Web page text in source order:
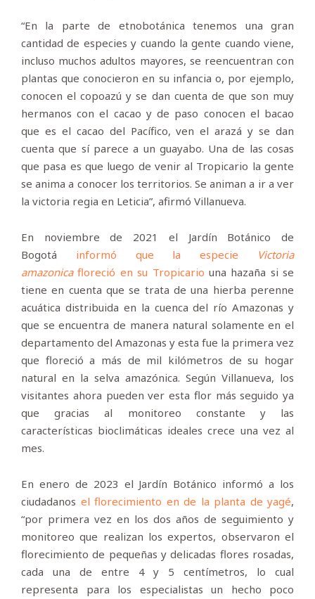
“En la parte de etnobotánica tenemos una gran
cantidad de especies y cuando la gente cuando viene,
incluso muchos adultos mayores, se reencuentran con
plantas que conocieron en su infancia o, por ejemplo,
conocen el copoazú y se dan cuenta de que son muy
hermanos con el cacao y de paso conocen el bacao
que es el cacao del Pacífico, ven el arazá y se dan
cuenta que sí parece a un guayabo. Una de las cosas
que pasa es que luego de venir al Tropicario la gente
se anima a conocer los territorios. Se animan a ir a ver
la victoria regia en Leticia”, afirmó Villanueva.
En noviembre de 2021 el Jardín Botánico de
Bogotá informó que la especie Victoria
amazonicafloreció en su Tropicario una hazaña si se
tiene en cuenta que se trata de una hierba perenne
acuática distribuida en la cuenca del río Amazonas y
que se encuentra de manera natural solamente en el
departamento del Amazonas y esta fue la primera vez
que floreció a más de mil kilómetros de su hogar
natural en la selva amazónica. Según Villanueva, los
visitantes ahora pueden ver esta flor más seguido ya
que gracias al monitoreo constante y las
características bioclimáticas ideales crece una vez al
mes.
En enero de 2023 el Jardín Botánico informó a los
ciudadanos el florecimiento en de la planta de yagé,
“por primera vez en los dos años de seguimiento y
monitoreo que realizan los expertos, observaron el
florecimiento de pequeñas y delicadas flores rosadas,
cada una de entre 4 y 5 centímetros, lo cual
representa para los especialistas un hecho poco